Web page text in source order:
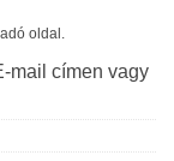
oldal.
mail címen vagy